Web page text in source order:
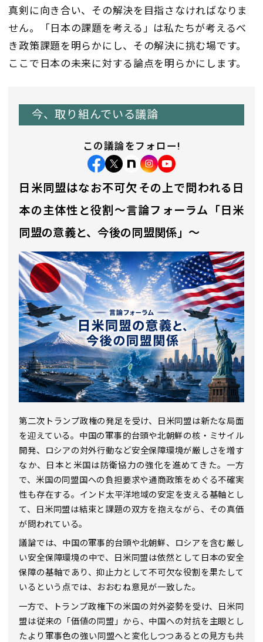
真剣に向き合い、その解決を目指さなければなりま
せん。「日本の課題を考える」は私たちが考えるべ
き政策課題を明らかにし、その解決に挑む場です。
ここで日本の未来に対する論点を明らかにします。
今、取り組んでいる議論
この議論をフォロー!
日米同盟はなお不可欠――その上で問われる日
本の主体性と役割～言論フォーラム「日米
同盟の意義と、今後の同盟関係」～
第二次トランプ政権の発足を受け、日米同盟は新たな局面
を迎えている。中国の軍事的台頭や北朝鮮の核・ミサイル
開発、ロシアの対外行動など安全保障環境が厳しさを増す
なか、日本と米国は防衛協力の強化を進めてきた。一方
で、米国の同盟国への負担要求や通商政策をめぐる不確実
性も存在する。インド太平洋地域の安定を支える基軸とし
て、日米同盟は結束と課題の双方を抱えながら、その真価
が問われている。
議論では、中国の軍事的台頭や北朝鮮、ロシアを含む厳し
い安全保障環境の中で、日米同盟は依然として日本の安全
保障の基軸であり、抑止力として不可欠な役割を果たして
いるという点では、おおむね意見が一致した。
一方で、トランプ政権下の米国の対外姿勢を受け、日米同
盟は従来の「価値の同盟」から、中国への対抗を主眼とし
たより軍事色の強い同盟へと変化しつつあるとの見方も共